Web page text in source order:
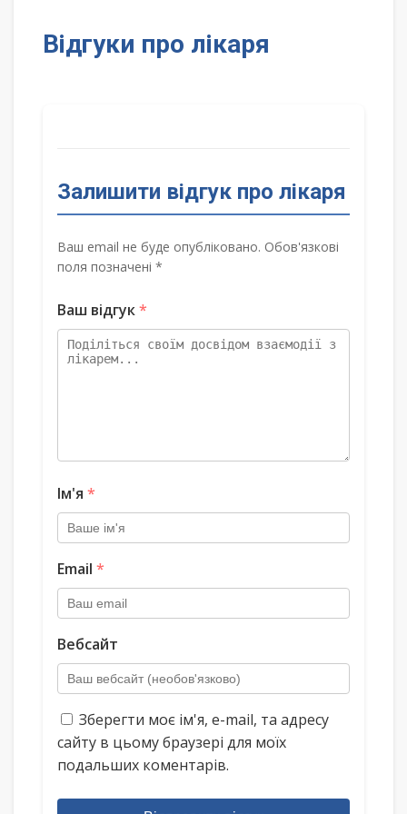
Відгуки про лікаря
Залишити відгук про лікаря
Ваш email не буде опубліковано. Обов'язкові
поля позначені *
Ваш відгук*
Ім'я *
Email *
Вебсайт
Зберегти моє ім'я, e-mail, та адресу
сайту в цьому браузері для моїх
подальших коментарів.